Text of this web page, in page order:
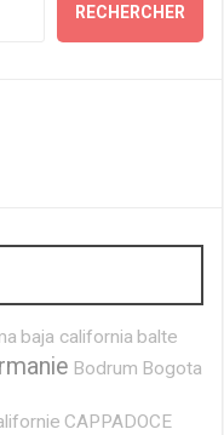
RECHERCHER
baja california balte
Bodrum Bogota
CAPPADOCE